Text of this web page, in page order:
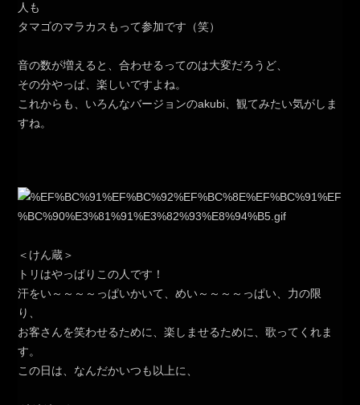
人も
タマゴのマラカスもって参加です（笑）
音の数が増えると、合わせるってのは大変だろうど、
その分やっぱ、楽しいですよね。
これからも、いろんなバージョンのakubi、観てみたい気がしま
すね。
＜けん蔵＞
トリはやっぱりこの人です！
汗をい～～～～っぱいかいて、めい～～～～っぱい、力の限
り、
お客さんを笑わせるために、楽しませるために、歌ってくれま
す。
この日は、なんだかいつも以上に、